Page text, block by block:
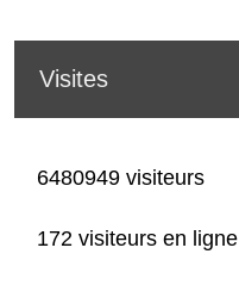
Visites
6480949 visiteurs
172 visiteurs en ligne